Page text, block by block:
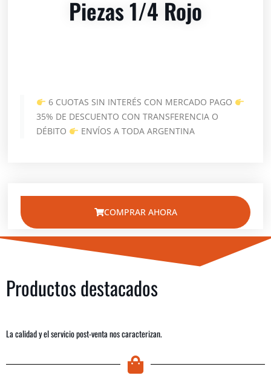
Piezas 1/4 Rojo
6 CUOTAS SIN INTERÉS CON MERCADO PAGO
35% DE DESCUENTO CON TRANSFERENCIA O
DÉBITO
ENVÍOS A TODA ARGENTINA
COMPRAR AHORA
Productos destacados
La calidad y el servicio post-venta nos caracterizan.